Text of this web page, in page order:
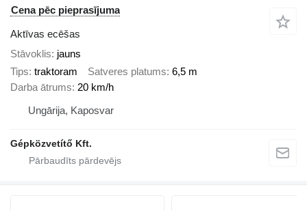
Cena pēc pieprasījuma
Aktīvas ecēšas
Stāvoklis jauns
Tips traktoram Satveres platums 6,5 m
Darba ātrums 20 km/h
Ungārija, Kaposvar
Gépközvetítő Kft.